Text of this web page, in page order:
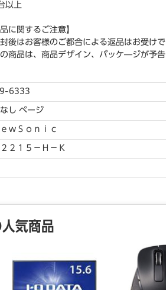
以上
品に関するご注意】
後はお客様のご都合による返品はお受けで
商品は、商品デザイン、パッケ―ジが予告
6333
し ページ
ｗＳｏｎｉｃ
２１５－Ｈ－Ｋ
気商品